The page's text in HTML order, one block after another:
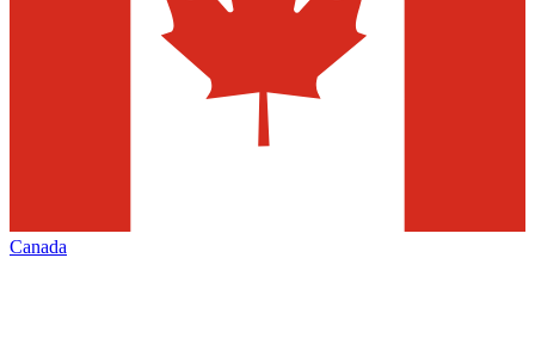
Canada